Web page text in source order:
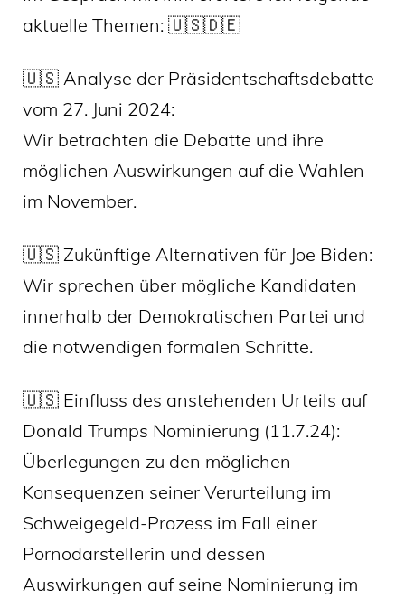
aktuelle Themen: 🇺🇸🇩🇪
🇺🇸 Analyse der Präsidentschaftsdebatte
vom 27. Juni 2024:
Wir betrachten die Debatte und ihre
möglichen Auswirkungen auf die Wahlen
im November.
🇺🇸 Zukünftige Alternativen für Joe Biden:
Wir sprechen über mögliche Kandidaten
innerhalb der Demokratischen Partei und
die notwendigen formalen Schritte.
🇺🇸 Einfluss des anstehenden Urteils auf
Donald Trumps Nominierung (11.7.24):
Überlegungen zu den möglichen
Konsequenzen seiner Verurteilung im
Schweigegeld-Prozess im Fall einer
Pornodarstellerin und dessen
Auswirkungen auf seine Nominierung im